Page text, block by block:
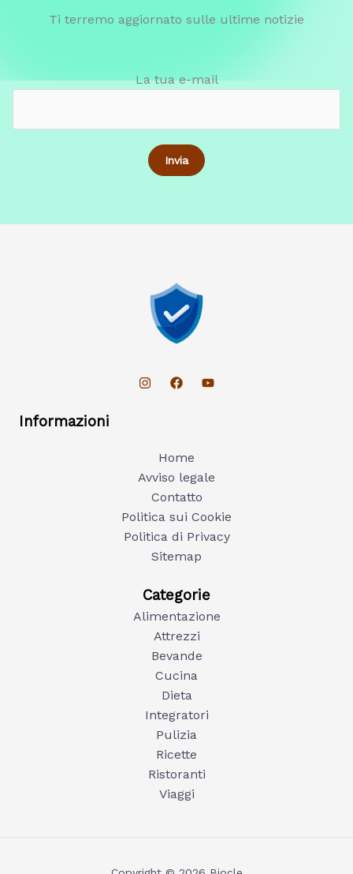
Ti terremo aggiornato sulle ultime notizie
La tua e-mail
Informazioni
Home
Avviso legale
Contatto
Politica sui Cookie
Politica di Privacy
Sitemap
Categorie
Alimentazione
Attrezzi
Bevande
Cucina
Dieta
Integratori
Pulizia
Ricette
Ristoranti
Viaggi